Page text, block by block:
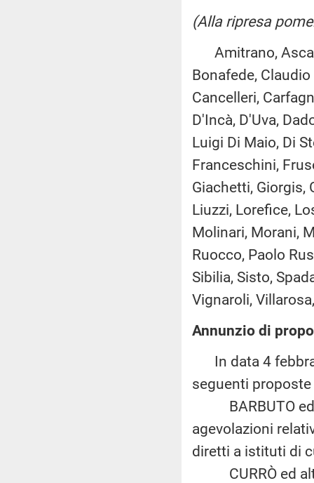
(Alla ripresa
Amitrano,
Bonafede,
Cancelleri,
D'Incà, D'Uva,
Luigi Di Maio, Di
Franceschini,
Giachetti, Giorgis,
Liuzzi, Lorefice,
Molinari, Morani,
Ruocco, Paolo
Sibilia, Sisto,
Vignaroli,
Annunzio di
In data 4
seguenti
BARBUTO ed
agevolazioni
diretti a istituti di
CURRÒ ed